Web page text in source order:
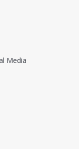
Media